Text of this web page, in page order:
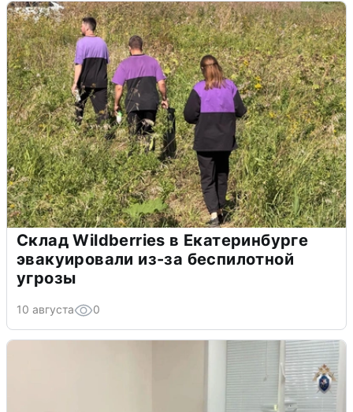
Склад Wildberries в Екатеринбурге
эвакуировали из-за беспилотной
угрозы
10 августа 0